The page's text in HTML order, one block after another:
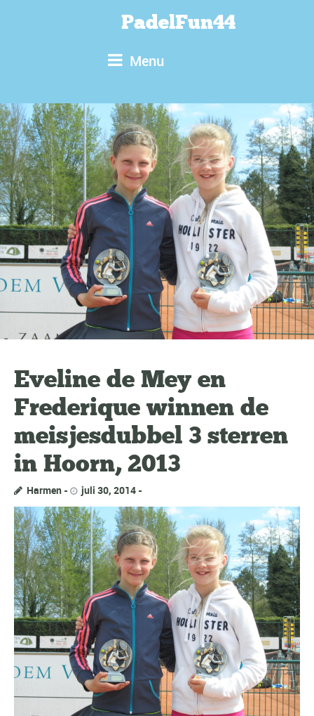
PadelFun44
Menu
Eveline de Mey en
Frederique winnen de
meisjesdubbel 3 sterren
in Hoorn, 2013
Harmen juli 30, 2014